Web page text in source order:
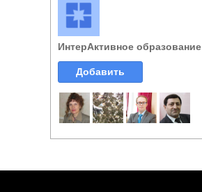
ИнтерАктивное образование
Добавить